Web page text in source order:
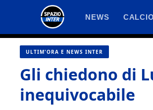
contenuto
NEWS
ULTIM'ORA E NEWS INTER
Gli chiedono di
inequivocabile